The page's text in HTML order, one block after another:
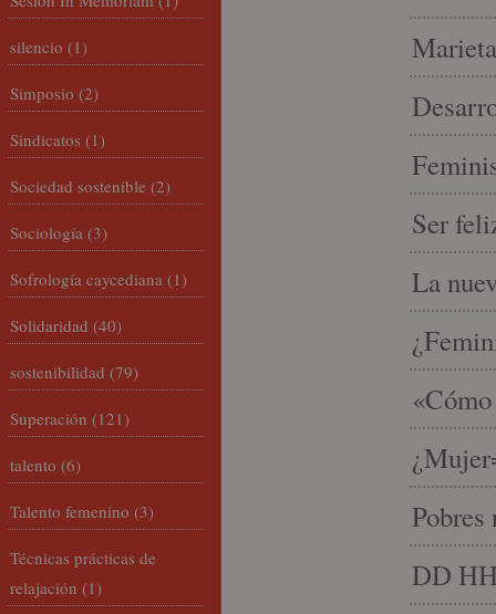
Ser
La
DD
silencio (1)
Simposio (2)
Sindicatos (1)
Sociedad sostenible (2)
Sociología (3)
Sofrología caycediana (1)
Solidaridad (40)
sostenibilidad (79)
Superación (121)
talento (6)
Talento femenino (3)
Técnicas prácticas de
relajación (1)